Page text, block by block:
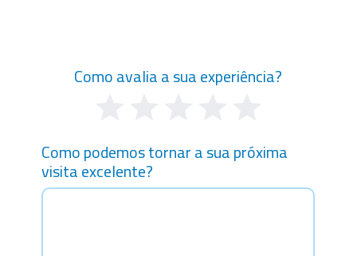
Feedback
Clinimed
Como avalia a sua experiência?
Como podemos tornar a sua próxima
visita excelente?